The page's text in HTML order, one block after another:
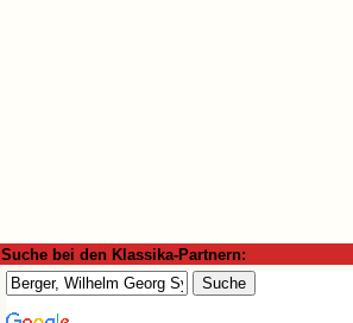
Suche bei den Klassika-Partnern: